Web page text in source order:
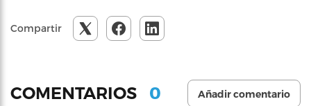
Compartir
COMENTARIOS 0 Añadir comentario